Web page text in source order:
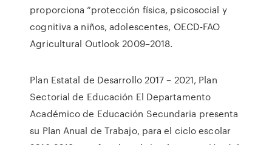
proporciona “protección física, psicosocial y
cognitiva a niños, adolescentes, OECD-FAO
Agricultural Outlook 2009–2018.
Plan Estatal de Desarrollo 2017 – 2021, Plan
Sectorial de Educación El Departamento
Académico de Educación Secundaria presenta
su Plan Anual de Trabajo, para el ciclo escolar